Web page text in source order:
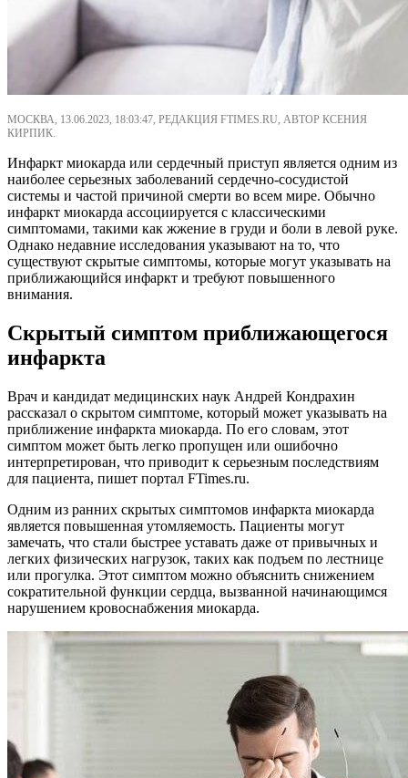
МОСКВА, 13.06.2023, 18:03:47, РЕДАКЦИЯ FTIMES.RU, АВТОР КСЕНИЯ
КИРПИК.
Инфаркт миокарда или сердечный приступ является одним из
наиболее серьезных заболеваний сердечно-сосудистой
системы и частой причиной смерти во всем мире. Обычно
инфаркт миокарда ассоциируется с классическими
симптомами, такими как жжение в груди и боли в левой руке.
Однако недавние исследования указывают на то, что
существуют скрытые симптомы, которые могут указывать на
приближающийся инфаркт и требуют повышенного
внимания.
Скрытый симптом приближающегося
инфаркта
Врач и кандидат медицинских наук Андрей Кондрахин
рассказал о скрытом симптоме, который может указывать на
приближение инфаркта миокарда. По его словам, этот
симптом может быть легко пропущен или ошибочно
интерпретирован, что приводит к серьезным последствиям
для пациента, пишет портал FTimes.ru.
Одним из ранних скрытых симптомов инфаркта миокарда
является повышенная утомляемость. Пациенты могут
замечать, что стали быстрее уставать даже от привычных и
легких физических нагрузок, таких как подъем по лестнице
или прогулка. Этот симптом можно объяснить снижением
сократительной функции сердца, вызванной начинающимся
нарушением кровоснабжения миокарда.